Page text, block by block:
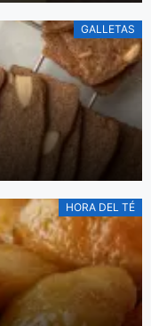
GALLETAS
HORA DEL TÉ